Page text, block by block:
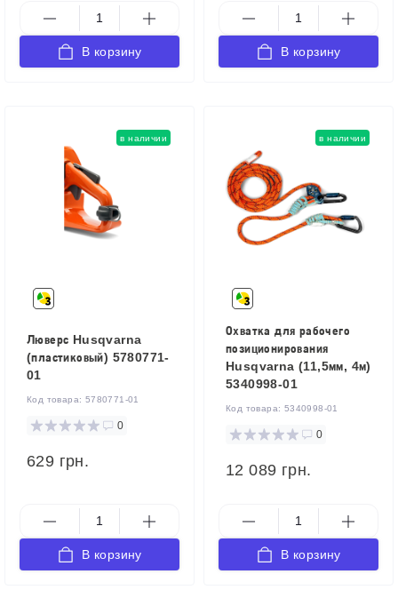
В корзину В корзину
в наличии
Люверс Husqvarna
(пластиковый) 5780771-
01
Код товара: 5780771-01
0
629 грн.
В корзину
в наличии
Охватка для рабочего
позиционирования
Husqvarna (11,5мм, 4м)
5340998-01
Код товара: 5340998-01
0
12 089 грн.
В корзину